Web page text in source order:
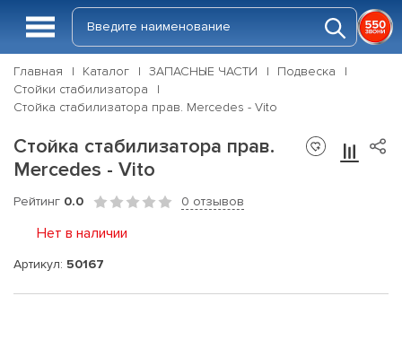
Главная Каталог ЗАПАСНЫЕ ЧАСТИ
Подвеска
Стойки стабилизатора
Стойка стабилизатора прав. Mercedes - Vito
Стойка стабилизатора прав.
Mercedes - Vito
Рейтинг 0.0 0 отзывов
Нет в наличии
Артикул: 50167